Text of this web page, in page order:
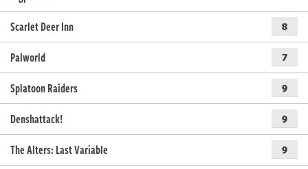
Scarlet Deer Inn
8
Palworld 7
Splatoon Raiders 9
Denshattack! 9
The Alters: Last Variable 9